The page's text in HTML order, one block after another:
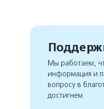
Мы работаем,
информация и
вопросу в
достигнем